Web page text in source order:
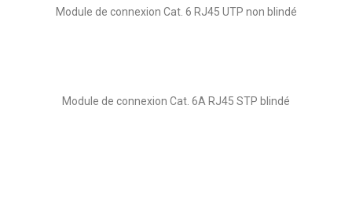
Module de connexion Cat. 6 RJ45 UTP non blindé
Module de connexion Cat. 6A RJ45 STP blindé